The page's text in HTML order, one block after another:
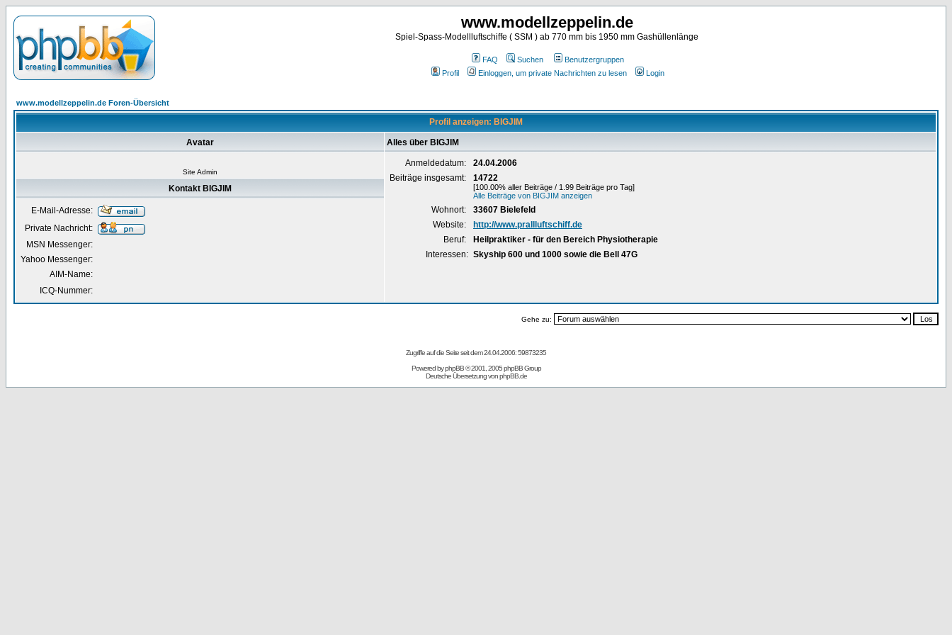
www.modellzeppelin.de
Spiel-Spass-Modellluftschiffe ( SSM ) ab 770 mm bis 1950 mm Gashüllenlänge
FAQ Suchen
Benutzergruppen
Profil
Einloggen, um private Nachrichten zu lesen Login
www.modellzeppelin.de Foren-Übersicht
Profil anzeigen: BIGJIM
Avatar Alles über BIGJIM
Site Admin
Anmeldedatum:
24.04.2006
Beiträge insgesamt:
14722
[100.00% aller Beiträge / 1.99 Beiträge pro Tag]
Alle Beiträge von BIGJIM anzeigen
Wohnort:
33607 Bielefeld
Website:
http://www.prallluftschiff.de
Beruf:
Heilpraktiker - für den Bereich Physiotherapie
Interessen: Skyship 600 und 1000 sowie die Bell 47G
Kontakt BIGJIM
E-Mail-Adresse:
Private Nachricht:
MSN Messenger:
Yahoo Messenger:
AIM-Name:
ICQ-Nummer:
Gehe zu:
Zugriffe auf die Seite seit dem 24.04.2006: 59873235
Powered byphpBB© 2001, 2005 phpBB Group
Deutsche Übersetzung vonphpBB.de